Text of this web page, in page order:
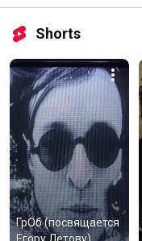
Shorts
ГрОб (посвящается